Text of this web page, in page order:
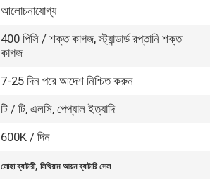
আলোচনাযোগ্য
400 পিসি / শক্ত কাগজ, স্ট্যান্ডার্ড রপ্তানি শক্ত
কাগজ
7-25 দিন পরে আদেশ নিশ্চিত করুন
টি / টি, এলসি, পেপ্যাল ​​ইত্যাদি
600K / দিন
লোহা ব্যাটারী,লিথিয়াম আয়ন ব্যাটারি সেল